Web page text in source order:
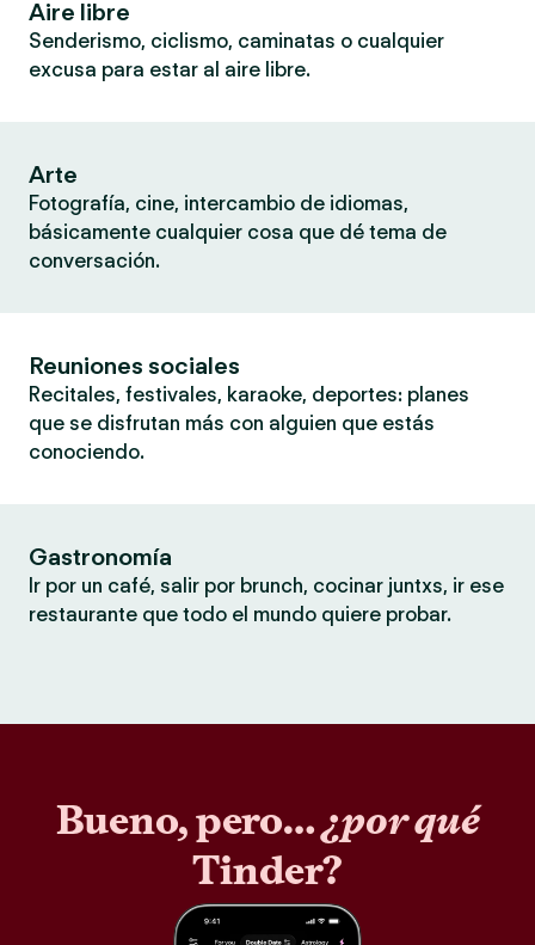
Aire libre
Senderismo, ciclismo, caminatas o cualquier
excusa para estar al aire libre.
Arte
Fotografía, cine, intercambio de idiomas,
básicamente cualquier cosa que dé tema de
conversación.
Reuniones sociales
Recitales, festivales, karaoke, deportes: planes
que se disfrutan más con alguien que estás
conociendo.
Gastronomía
Ir por un café, salir por brunch, cocinar juntxs, ir ese
restaurante que todo el mundo quiere probar.
Bueno, pero…¿por qué
Tinder?